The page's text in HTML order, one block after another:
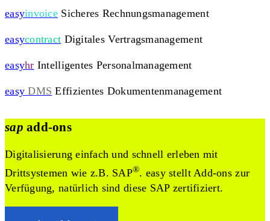
easyinvoice Sicheres Rechnungsmanagement
easycontract Digitales Vertragsmanagement
easyhr Intelligentes Personalmanagement
easy DMS Effizientes Dokumentenmanagement
sap add-ons
Digitalisierung einfach und schnell erleben mit
Drittsystemen wie z.B. SAP®. easy stellt Add-ons zur
Verfügung, natürlich sind diese SAP zertifiziert.